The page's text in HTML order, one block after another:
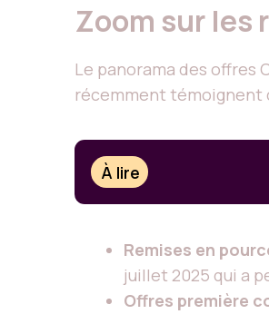
Zoom sur les
Le panorama des offres
récemment témoignent
À lire
Remises en
juillet 2025 qui a
Offres première